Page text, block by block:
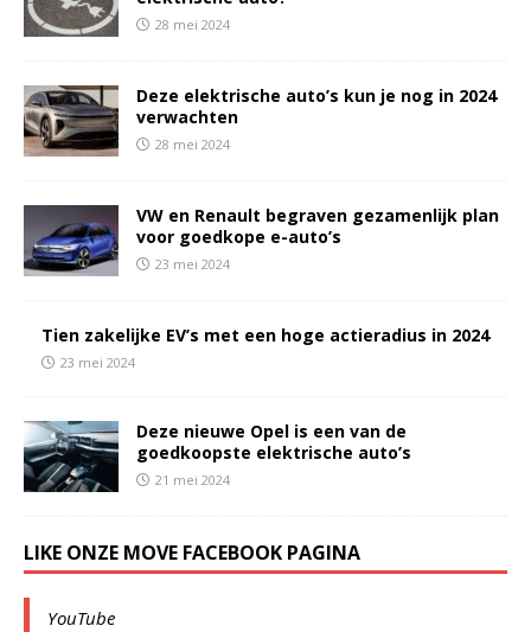
28 mei 2024
Deze elektrische auto’s kun je nog in 2024
verwachten
28 mei 2024
VW en Renault begraven gezamenlijk plan
voor goedkope e-auto’s
23 mei 2024
Tien zakelijke EV’s met een hoge actieradius in 2024
23 mei 2024
Deze nieuwe Opel is een van de
goedkoopste elektrische auto’s
21 mei 2024
LIKE ONZE MOVE FACEBOOK PAGINA
YouTube